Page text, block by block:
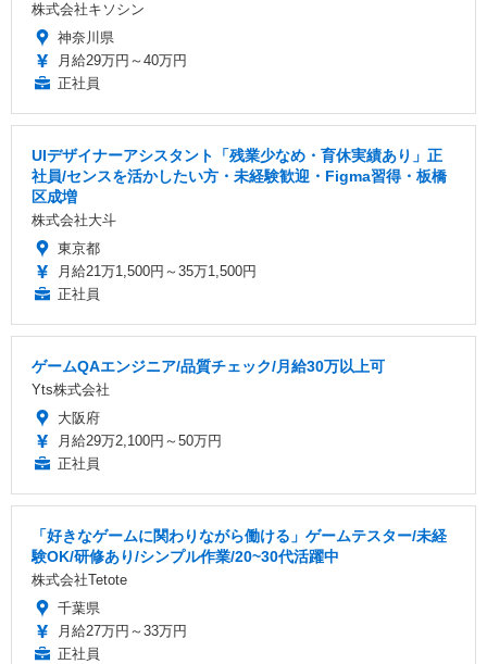
株式会社キソシン
神奈川県
月給29万円～40万円
正社員
UIデザイナーアシスタント「残業少なめ・育休実績あり」正
社員/センスを活かしたい方・未経験歓迎・Figma習得・板橋
区成増
株式会社大斗
東京都
月給21万1,500円～35万1,500円
正社員
ゲームQAエンジニア/品質チェック/月給30万以上可
Yts株式会社
大阪府
月給29万2,100円～50万円
正社員
「好きなゲームに関わりながら働ける」ゲームテスター/未経
験OK/研修あり/シンプル作業/20~30代活躍中
株式会社Tetote
千葉県
月給27万円～33万円
正社員